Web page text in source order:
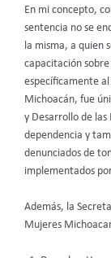
En mi concepto,
sentencia no se
la misma, a quien
capacitación
específicamente
Michoacán, fue
y Desarrollo de
dependencia y
denunciados de
implementados
Además, la
Mujeres